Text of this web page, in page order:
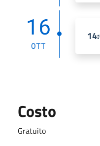
16
OTT
Costo
Gratuito